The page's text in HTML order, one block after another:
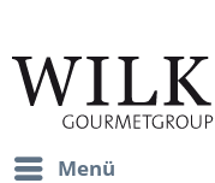
Menü